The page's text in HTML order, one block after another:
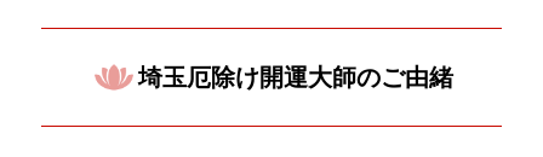
埼玉厄除け開運大師のご由緒